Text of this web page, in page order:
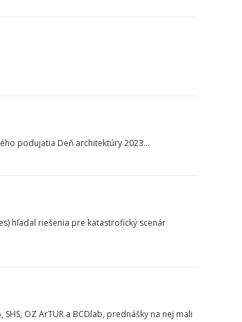
podujatia Deň architektúry 2023...
hľadal riešenia pre katastrofický scenár
OZ ArTUR a BCDlab, prednášky na nej mali